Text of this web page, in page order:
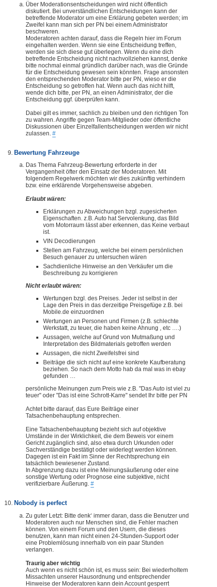
Über Moderationsentscheidungen wird nicht öffentlich
diskutiert. Bei unverständlichen Entscheidungen kann der
betreffende Moderator um eine Erklärung gebeten werden; im
Zweifel kann man sich per PN bei einem Administrator
beschweren.
Moderatoren achten darauf, dass die Regeln hier im Forum
eingehalten werden. Wenn sie eine Entscheidung treffen,
werden sie sich diese gut überlegen. Wenn du eine dich
betreffende Entscheidung nicht nachvollziehen kannst, denke
bitte nochmal einmal gründlich darüber nach, was die Gründe
für die Entscheidung gewesen sein könnten. Frage ansonsten
den entsprechenden Moderator bitte per PN, wieso er die
Entscheidung so getroffen hat. Wenn auch das nicht hilft,
wende dich bitte, per PN, an einen Administrator, der die
Entscheidung ggf. überprüfen kann.
Dabei gilt es immer, sachlich zu bleiben und den richtigen Ton
zu wahren. Angriffe gegen Team-Mitglieder oder öffentliche
Diskussionen über Einzelfallentscheidungen werden wir nicht
zulassen. #
Bewertung Fahrzeuge
Das Thema Fahrzeug-Bewertung erforderte in der
Vergangenheit öfter den Einsatz der Moderatoren. Mit
folgendem Regelwerk möchten wir dies zukünftig verhindern
bzw. eine erklärende Vorgehensweise abgeben.
Erlaubt wären:
Erklärungen zu Abweichungen bzgl. zugesicherten
Eigenschaften. z.B. Auto hat Servolenkung, das Bild
vom Motorraum lässt aber erkennen, das Keine verbaut
ist.
VIN Decodierungen
Stellen am Fahrzeug, welche bei einem persönlichen
Besuch genauer zu untersuchen wären
Sachdienliche Hinweise an den Verkäufer um die
Beschreibung zu korrigieren
Nicht erlaubt wären:
Wertungen bzgl. des Preises. Jeder ist selbst in der
Lage den Preis in das derzeitige Preisgefüge z.B. bei
Mobile.de einzuordnen
Wertungen an Personen und Firmen (z.B. schlechte
Werkstatt, zu teuer, die haben keine Ahnung , etc ….)
Aussagen, welche auf Grund von Mutmaßung und
Interpretation des Bildmaterials getroffen werden
Aussagen, die nicht Zweifelsfrei sind
Beiträge die sich nicht auf eine konkrete Kaufberatung
beziehen. So nach dem Motto hab da mal was in ebay
gefunden …
persönliche Meinungen zum Preis wie z.B. "Das Auto ist viel zu
teuer" oder "Das ist eine Schrott-Karre" sendet Ihr bitte per PN
Achtet bitte darauf, das Eure Beiträge einer
Tatsachenbehauptung entsprechen.
Eine Tatsachenbehauptung bezieht sich auf objektive
Umstände in der Wirklichkeit, die dem Beweis vor einem
Gericht zugänglich sind, also etwa durch Urkunden oder
Sachverständige bestätigt oder widerlegt werden können.
Dagegen ist ein Fakt im Sinne der Rechtsprechung ein
tatsächlich bewiesener Zustand.
In Abgrenzung dazu ist eine Meinungsäußerung oder eine
sonstige Wertung oder Prognose eine subjektive, nicht
verifizierbare Äußerung. #
Nobody is perfect
Zu guter Letzt: Bitte denk‘ immer daran, dass die Benutzer und
Moderatoren auch nur Menschen sind, die Fehler machen
können. Von einem Forum und den Usern, die dieses
benutzen, kann man nicht einen 24-Stunden-Support oder
eine Problemlösung innerhalb von ein paar Stunden
verlangen.
Traurig aber wichtig
Auch wenn es nicht schön ist, es muss sein: Bei wiederholtem
Missachten unserer Hausordnung und entsprechender
Hinweise der Moderatoren kann dein Account gesperrt